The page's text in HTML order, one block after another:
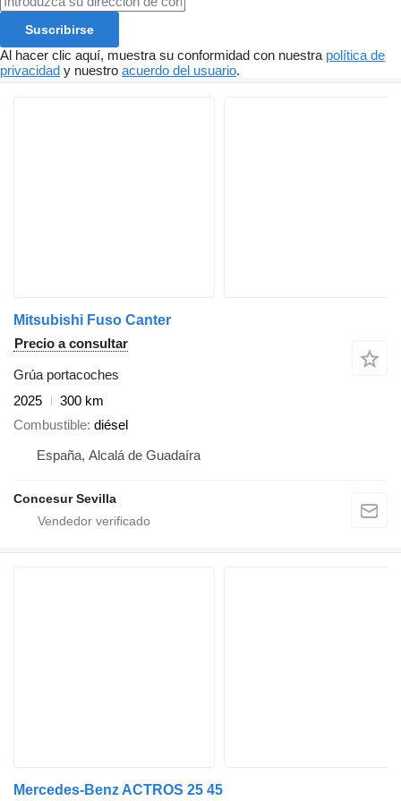
Suscribirse
Al hacer clic aquí, muestra su conformidad con nuestra política de
privacidad y nuestro acuerdo del usuario.
Mitsubishi Fuso Canter
Precio a consultar
Grúa portacoches
2025
300 km
Combustible diésel
España, Alcalá de Guadaíra
Concesur Sevilla
Mercedes-Benz ACTROS 25 45